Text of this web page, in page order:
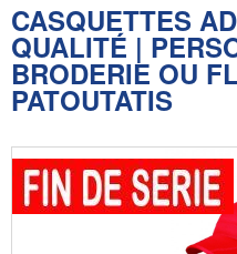
CASQUETTES
QUALITÉ |
BRODERIE OU
PATOUTATIS